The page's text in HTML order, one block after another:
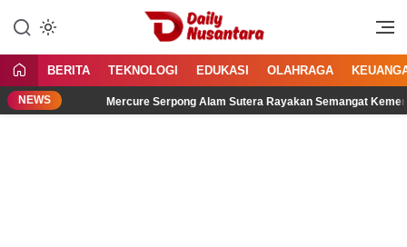
konten
Daily Nusantara
Menyajikan Fakta, Menginspirasi
BERITA TEKNOLOGI EDUKASI OLAHRAGA
NEWS Mercure Serpong Alam Sutera Rayakan Semangat